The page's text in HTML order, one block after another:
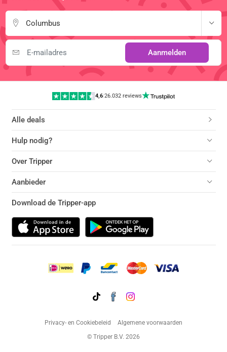
Columbus
Aanmelden
4,6|26.032 reviews
Alle deals
Hulp nodig?
Over Tripper
Aanbieder
Download de Tripper-app
Privacy- en Cookiebeleid
Algemene voorwaarden
© Tripper B.V. 2026